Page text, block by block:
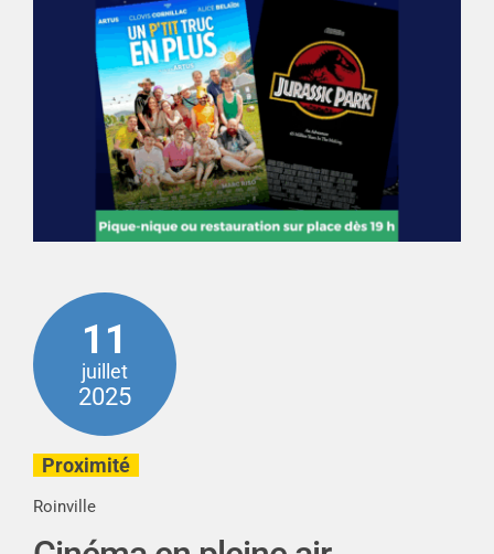
11
juillet
2025
Proximité
Roinville